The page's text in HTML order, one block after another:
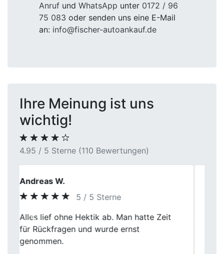
Anruf und WhatsApp unter 0172 / 96
75 083 oder senden uns eine E-Mail
an: info@fischer-autoankauf.de
Ihre Meinung ist uns
wichtig!
4.95 / 5 Sterne (110 Bewertungen)
Astrid
5 / 5 Sterne
Guter Service. Fischer Autoankauf hat
meinen Unfallwagen rasch abgeholt und
angemessen bezahlt. Alles lief fix,
Previous